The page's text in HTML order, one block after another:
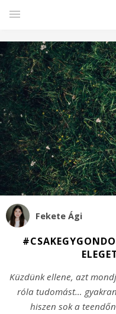
Fekete Ági
Küzdünk ellene, azt
róla tudomást…
hiszen sok a